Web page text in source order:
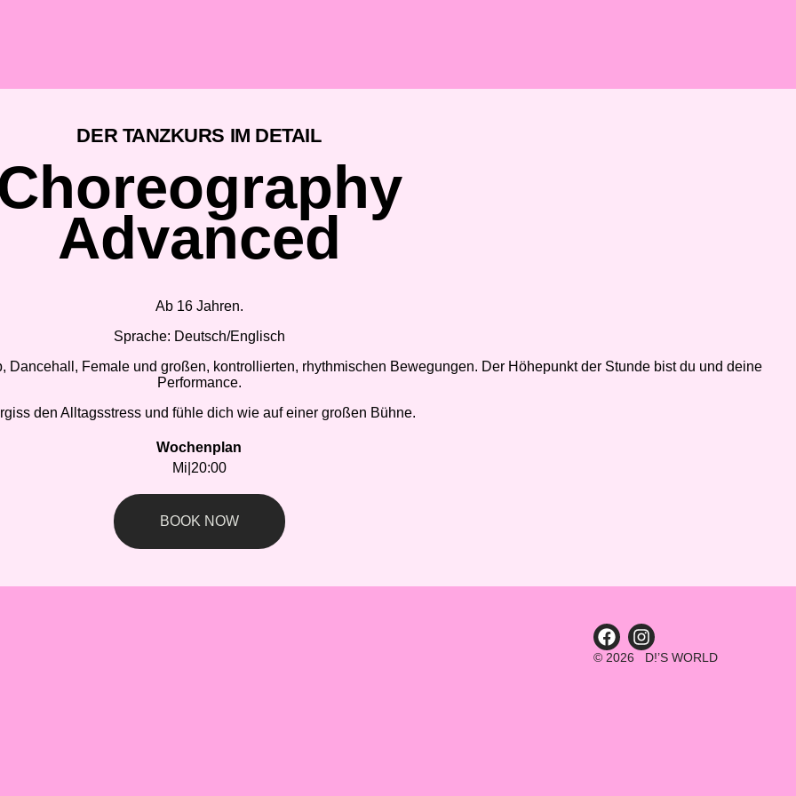
DER TANZKURS IM DETAIL
Advanced
Ab 16 Jahren.
Sprache: Deutsch/Englisch
Female und großen, kontrollierten, rhythmischen Bewegungen. Der Höhepunkt der Stunde bist du und deine
Performance.
den Alltagsstress und fühle dich wie auf einer großen Bühne.
Wochenplan
Mi 20:00
BOOK NOW
© 2026 D!’S WORLD